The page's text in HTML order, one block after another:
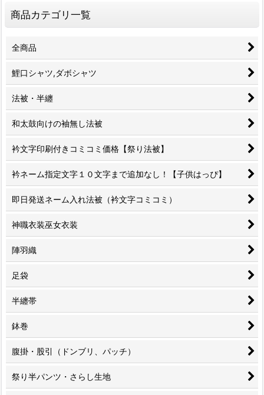
商品カテゴリ一覧
全商品
鯉口シャツ,ダボシャツ
法被・半纏
和太鼓向けの袖無し法被
衿文字印刷付きコミコミ価格【祭り法被】
衿ネーム指定文字１０文字まで追加なし！【子供はっぴ】
即日発送ネーム入れ法被（衿文字コミコミ）
神職衣装巫女衣装
陣羽織
足袋
半纏帯
鉢巻
腹掛・股引（ドンブリ、パッチ）
祭り半パンツ・さらし生地